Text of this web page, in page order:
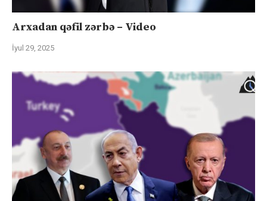
Arxadan qəfil zərbə – Video
İyul 29, 2025